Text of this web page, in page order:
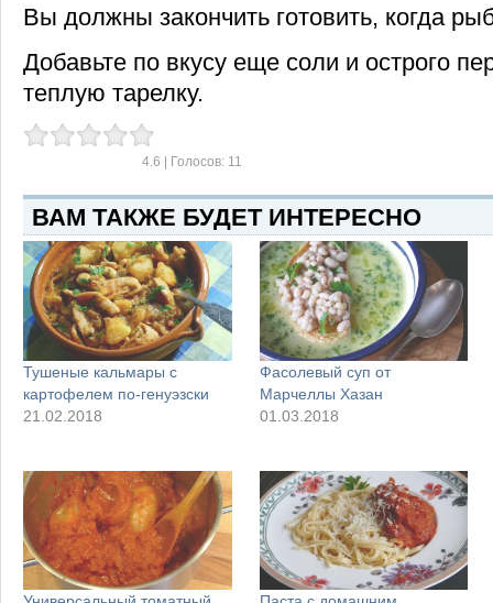
Вы должны закончить готовить, когда
Добавьте по вкусу еще соли и острого
теплую тарелку.
4.6 | Голосов: 11
ВАМ ТАКЖЕ БУДЕТ ИНТЕРЕСНО
Тушеные кальмары с
картофелем по-генуэзски
21.02.2018
Фасолевый суп от
Марчеллы Хазан
01.03.2018